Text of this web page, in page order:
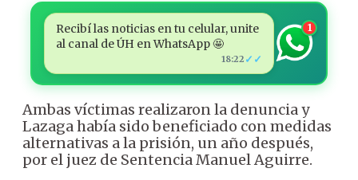
Recibí las noticias en tu celular, unite
al canal de ÚH en WhatsApp 🤩
18:22 ✓✓
1
Ambas víctimas realizaron la denuncia y
Lazaga había sido beneficiado con medidas
alternativas a la prisión, un año después,
por el juez de Sentencia Manuel Aguirre.